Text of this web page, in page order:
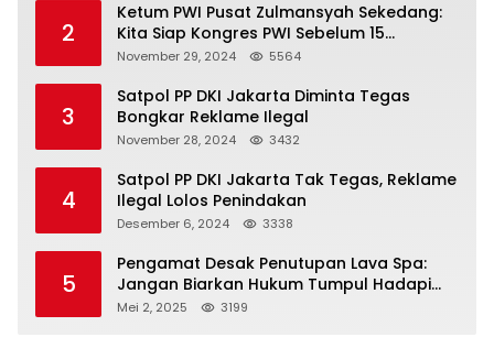
2
Ketum PWI Pusat Zulmansyah Sekedang:
Kita Siap Kongres PWI Sebelum 15
Desember 2024
November 29, 2024 5564
3
Satpol PP DKI Jakarta Diminta Tegas
Bongkar Reklame Ilegal
November 28, 2024 3432
4
Satpol PP DKI Jakarta Tak Tegas, Reklame
Ilegal Lolos Penindakan
Desember 6, 2024 3338
5
Pengamat Desak Penutupan Lava Spa:
Jangan Biarkan Hukum Tumpul Hadapi
‘Spa Berkedok
Mei 2, 2025 3199